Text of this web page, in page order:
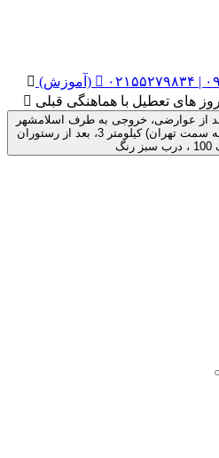
 (آموزش)


بعد از عوارضی، خروجی به طرف اسلامشهر
(زیر گذر را دور زده، اتوبان ساوه به سمت تهران) کیلومتر 3، بعد از رستوران